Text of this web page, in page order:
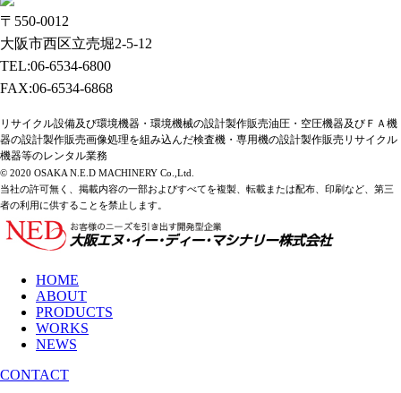
〒550-0012
大阪市西区立売堀2-5-12
TEL:06-6534-6800
FAX:06-6534-6868
リサイクル設備及び環境機器・環境機械の設計製作販売油圧・空圧機器及びＦＡ機
器の設計製作販売画像処理を組み込んだ検査機・専用機の設計製作販売リサイクル
機器等のレンタル業務
© 2020 OSAKA N.E.D MACHINERY Co.,Ltd.
当社の許可無く、掲載内容の一部およびすべてを複製、転載または配布、印刷など、第三
者の利用に供することを禁止します。
HOME
ABOUT
PRODUCTS
WORKS
NEWS
CONTACT